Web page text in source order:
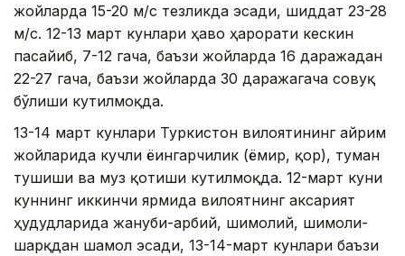
жойларда 15-20 м/с тезликда эсади, шиддат 23-28
м/с. 12-13 март кунлари ҳаво ҳарорати кескин
пасайиб, 7-12 гача, баъзи жойларда 16 даражадан
22-27 гача, баъзи жойларда 30 даражагача совуқ
бўлиши кутилмоқда.
13-14 март кунлари Туркистон вилоятининг айрим
жойларида кучли ёғингарчилик (ёмғир, қор), туман
тушиши ва муз қотиши кутилмоқда. 12-март куни
куннинг иккинчи ярмида вилоятнинг аксарият
ҳудудларида жануби-ғарбий, шимолий, шимоли-
шарқдан шамол эсади, 13-14-март кунлари баъзи